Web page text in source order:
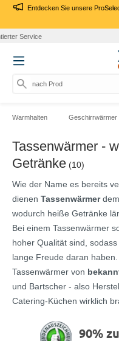
Entdecken Sie unsere
nach Produkt,
Warmhalten Geschirrwärmer
Tassenwärmer -
Getränke (10)
Wie der Name es bereits
dienen Tassenwärmerdem
wodurch heiße Getränke
Bei einem Tassenwärmer
hoher Qualität sind,
lange Freude daran
Tassenwärmer von
und Bartscher - also
Catering-Küchen wirklich
90%